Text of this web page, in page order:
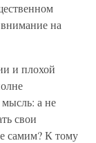
на
и плохой
мысль: а не
свои
самим? К тому